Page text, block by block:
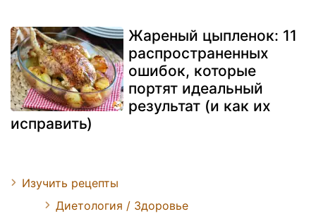
Жареный цыпленок: 11
распространенных
ошибок, которые
портят идеальный
результат (и как их
исправить)
Изучить рецепты
Диетология / Здоровье